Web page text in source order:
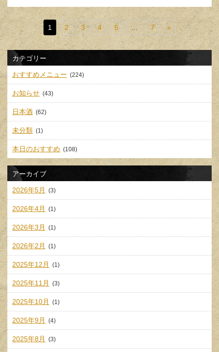
1 2 3 4 5 … 7 »
カテゴリー
おすすめメニュー (224)
お知らせ (43)
日本酒 (62)
未分類 (1)
本日のおすすめ (108)
アーカイブ
2026年5月 (3)
2026年4月 (1)
2026年3月 (1)
2026年2月 (1)
2025年12月 (1)
2025年11月 (3)
2025年10月 (1)
2025年9月 (4)
2025年8月 (3)